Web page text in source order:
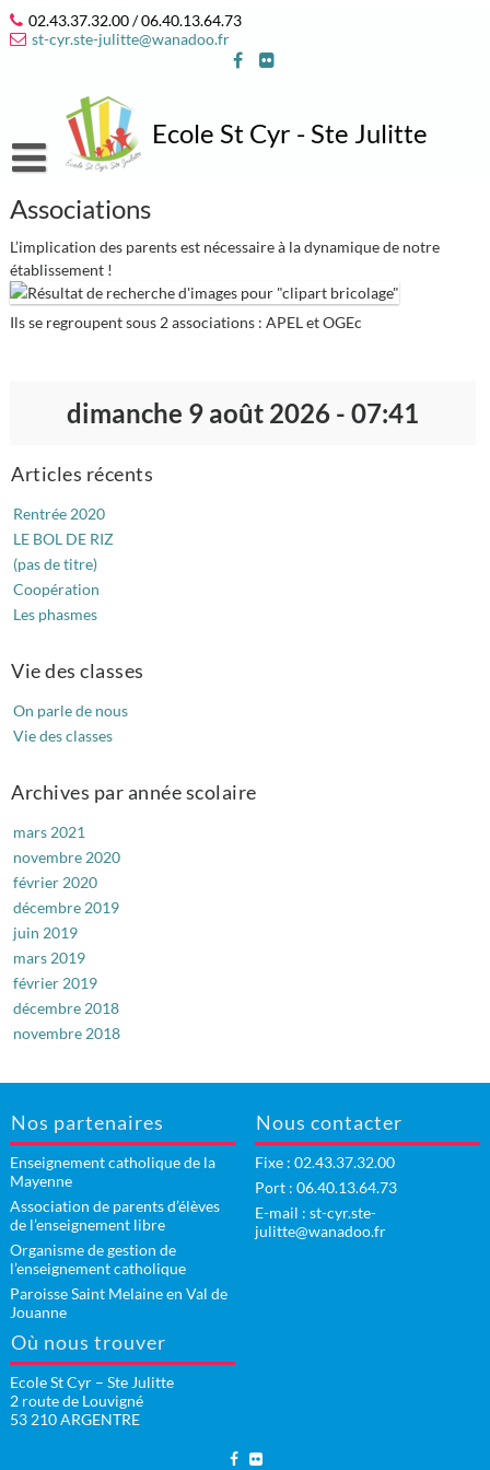
Skip
to
content
02.43.37.32.00 / 06.40.13.64.73
st-cyr.ste-julitte@wanadoo.fr
Ecole St Cyr - Ste Julitte
Notre école
L’équipe 2025/2026
Notre projet éducatif et pastoral
Vie des classes et des associations
Infos pratiques
Où sommes nous ?
Horaires de l’école
Date des vacances scolaires 2025-2026
Infos transmises dans les cartables
Dates d’animations prévues 2025-2026
Associations
Jeux en ligne
Associations
L’implication des parents est nécessaire à la dynamique de notre
établissement !
Ils se regroupent sous 2 associations : APEL et OGEc
dimanche 9 août 2026 - 07:41
Articles récents
Rentrée 2020
LE BOL DE RIZ
(pas de titre)
Coopération
Les phasmes
Vie des classes
On parle de nous
Vie des classes
Archives par année scolaire
mars 2021
novembre 2020
février 2020
décembre 2019
juin 2019
mars 2019
février 2019
décembre 2018
novembre 2018
Nos partenaires
Enseignement catholique de la
Mayenne
Association de parents d’élèves
de l’enseignement libre
Organisme de gestion de
l’enseignement catholique
Paroisse Saint Melaine en Val de
Jouanne
Nous contacter
Fixe : 02.43.37.32.00
Port : 06.40.13.64.73
E-mail : st-cyr.ste-
julitte@wanadoo.fr
Où nous trouver
Ecole St Cyr – Ste Julitte
2 route de Louvigné
53 210 ARGENTRE